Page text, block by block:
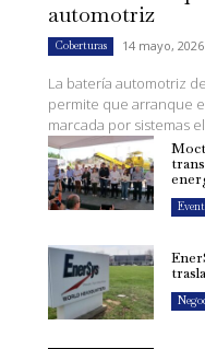
automotriz
Coberturas 14 mayo, 2026
La batería automotriz
permite que arranque
marcada por sistemas